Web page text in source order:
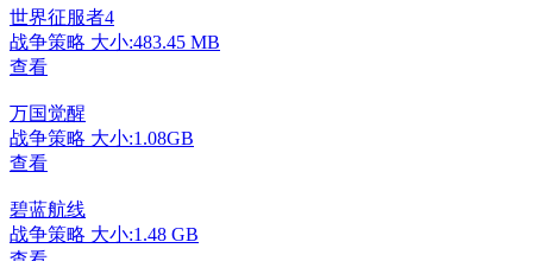
世界征服者4
战争策略 大小:483.45 MB
查看
万国觉醒
战争策略 大小:1.08GB
查看
碧蓝航线
战争策略 大小:1.48 GB